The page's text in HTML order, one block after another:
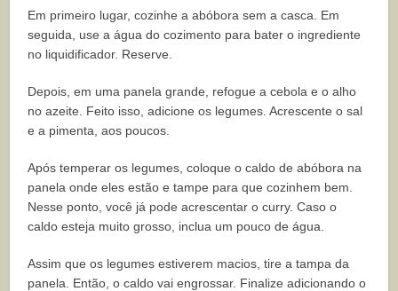
Em primeiro lugar, cozinhe a abóbora sem a casca. Em
seguida, use a água do cozimento para bater o ingrediente
no liquidificador. Reserve.
Depois, em uma panela grande, refogue a cebola e o alho
no azeite. Feito isso, adicione os legumes. Acrescente o sal
e a pimenta, aos poucos.
Após temperar os legumes, coloque o caldo de abóbora na
panela onde eles estão e tampe para que cozinhem bem.
Nesse ponto, você já pode acrescentar o curry. Caso o
caldo esteja muito grosso, inclua um pouco de água.
Assim que os legumes estiverem macios, tire a tampa da
panela. Então, o caldo vai engrossar. Finalize adicionando o